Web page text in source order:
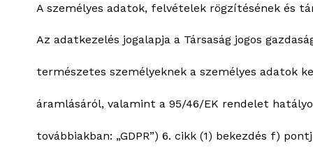
A személyes adatok, felvételek rögzítésének és
Az adatkezelés jogalapja a Társaság jogos
természetes személyeknek a személyes adatok
áramlásáról, valamint a 95/46/EK rendelet
továbbiakban: „GDPR”) 6. cikk (1) bekezdés f)